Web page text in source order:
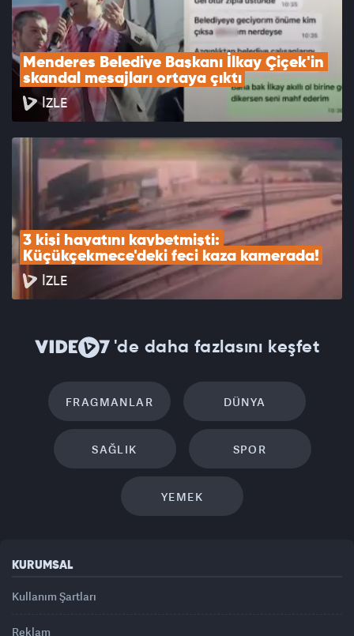
Menderes Belediye Başkanı İlkay Çiçek'in
skandal mesajları ortaya çıktı
İZLE
3 kişi hayatını kaybetmişti:
Küçükçekmece'deki feci kaza kamerada!
İZLE
'de daha fazlasını keşfet
FRAGMANLAR DÜNYA
SAĞLIK SPOR
YEMEK
KURUMSAL
Kullanım Şartları
Reklam